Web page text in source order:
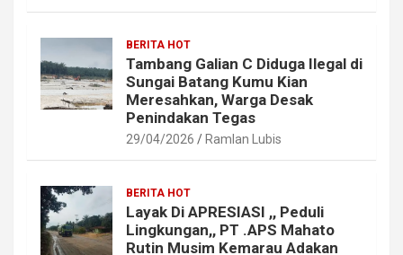
BERITA HOT
Tambang Galian C Diduga Ilegal di
Sungai Batang Kumu Kian
Meresahkan, Warga Desak
Penindakan Tegas
29/04/2026 Ramlan Lubis
BERITA HOT
Layak Di APRESIASI ,, Peduli
Lingkungan,, PT .APS Mahato
Rutin Musim Kemarau Adakan